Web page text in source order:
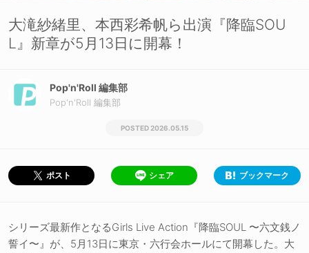
大滝紗緒里、本西彩希帆ら出演『降臨SOU
L』新章が5月13日に開幕！
Pop'n'Roll 編集部
Pop'n'Roll 編集部
2026.05.15
ポスト シェア ブックマーク
シリーズ最新作となるGirls Live Action『降臨SOUL 〜六文銭ノ
誓イ〜』が、5月13日に東京・六行会ホールにて開幕した。大